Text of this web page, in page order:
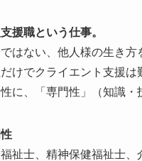
援職という仕事。
はない、他人様の生き方
けでクライエント支援は
に、「専門性」（知識・
祉士、精神保健福祉士、